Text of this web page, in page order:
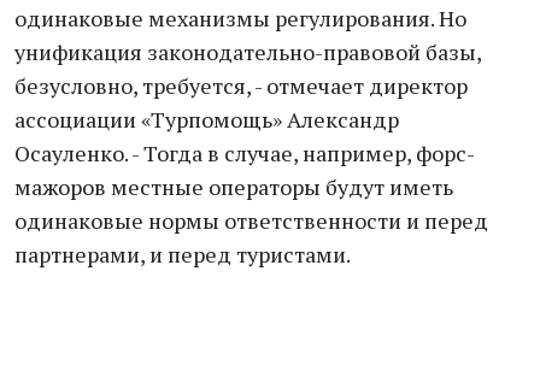
одинаковые механизмы регулирования. Но
унификация законодательно-правовой базы,
безусловно, требуется, - отмечает директор
ассоциации «Турпомощь» Александр
Осауленко. - Тогда в случае, например, форс-
мажоров местные операторы будут иметь
одинаковые нормы ответственности и перед
партнерами, и перед туристами.